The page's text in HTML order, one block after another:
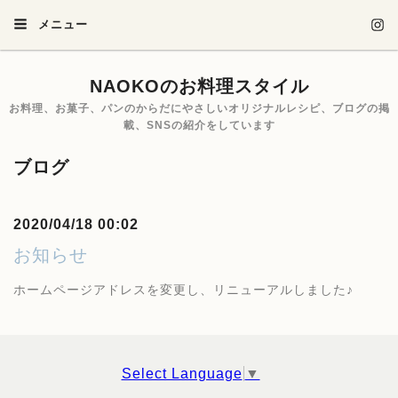
メニュー
NAOKOのお料理スタイル
お料理、お菓子、パンのからだにやさしいオリジナルレシピ、ブログの掲
載、SNSの紹介をしています
ブログ
2020/04/18 00:02
お知らせ
ホームページアドレスを変更し、リニューアルしました♪
Select Language ▼